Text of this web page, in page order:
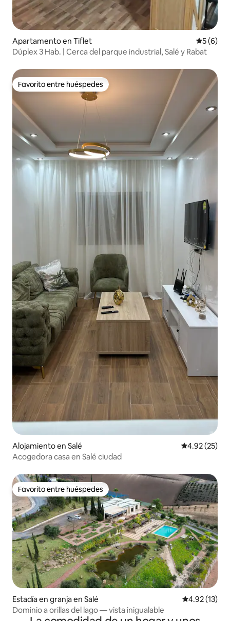
Apartamento en Tiflet
5 (6)
Dúplex 3 Hab. | Cerca del parque industrial, Salé y Rabat
Favorito entre huéspedes
Favorito entre huéspedes
Alojamiento en Salé Calificación
4.92 (25)
Acogedora casa en Salé ciudad
Favorito entre huéspedes
Favorito entre huéspedes
Estadía en granja en Salé Calificación
4.92 (13)
Dominio a orillas del lago — vista inigualable